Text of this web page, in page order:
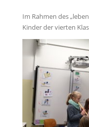
Im Rahmen des
Kinder der vierten